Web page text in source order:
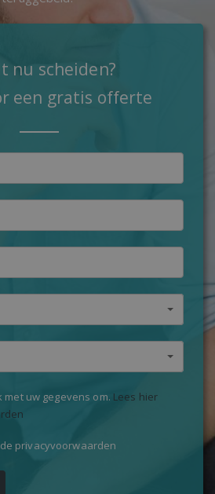
nu scheiden?
een gratis offerte
uw gegevens om. Lees hier
privacyvoorwaarden